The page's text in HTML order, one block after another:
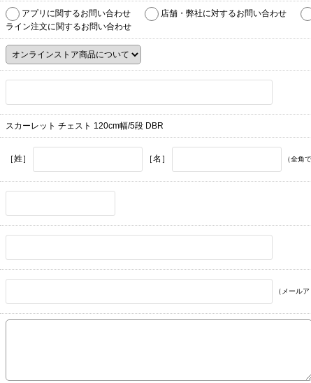
アプリに関するお問い合わせ 店舗・弊社に対するお問い合わせ
ライン注文に関するお問い合わせ
スカーレット チェスト 120cm幅/5段 DBR
［姓］ ［名］ （全角
（メール